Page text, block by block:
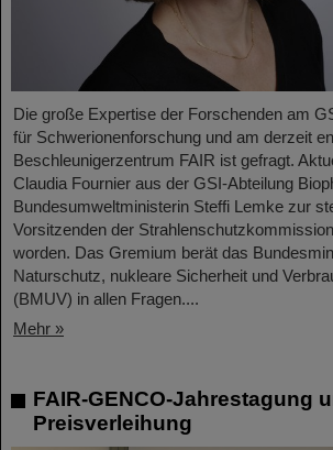
Die große Expertise der Forschenden am
für Schwerionenforschung und am derzeit
Beschleunigerzentrum FAIR ist gefragt.
Claudia Fournier aus der GSI-Abteilung
Bundesumweltministerin Steffi Lemke zur
Vorsitzenden der
worden. Das Gremium berät das
Naturschutz, nukleare Sicherheit und
(BMUV) in allen Fragen....
Mehr »
FAIR-GENCO-Jahrestagung
Preisverleihung